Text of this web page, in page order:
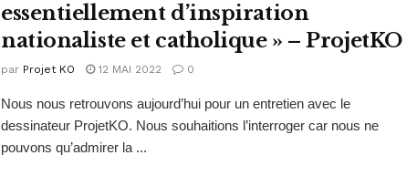
essentiellement d’inspiration
nationaliste et catholique » – ProjetKO
par Projet KO 12 MAI 2022 0
Nous nous retrouvons aujourd’hui pour un entretien avec le
dessinateur ProjetKO. Nous souhaitions l’interroger car nous ne
pouvons qu’admirer la ...